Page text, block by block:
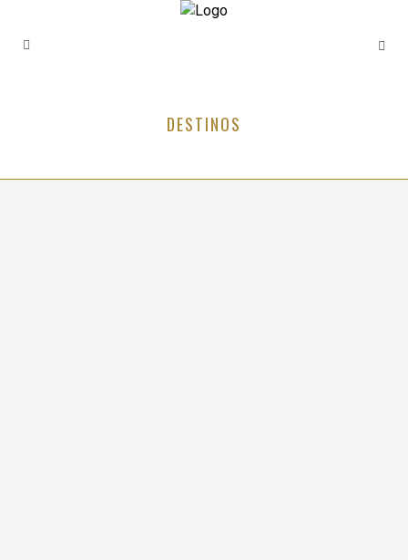
DESTINOS